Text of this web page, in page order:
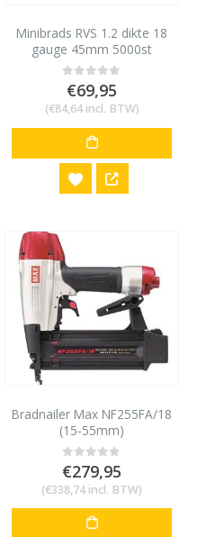
Minibrads RVS 1.2 dikte 18
gauge 45mm 5000st
0out of 5
€69,95
(€84,64incl. BTW)
Bradnailer Max NF255FA/18
(15-55mm)
0out of 5
€279,95
(€338,74incl. BTW)